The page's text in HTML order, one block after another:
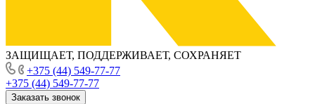
ЗАЩИЩАЕТ, ПОДДЕРЖИВАЕТ, СОХРАНЯЕТ
+375 (44) 549-77-77
+375 (44) 549-77-77
Заказать звонок